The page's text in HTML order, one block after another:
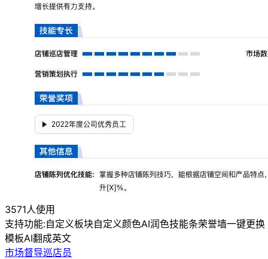
3571人使用
支持功能:自定义板块自定义颜色AI润色技能条荣誉墙一键更换
模板AI翻成英文
市场督导巡店员